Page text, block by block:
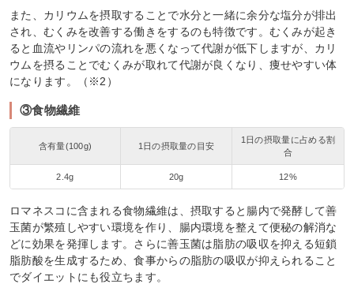
また、カリウムを摂取することで水分と一緒に余分な塩分が排出
され、むくみを改善する働きをするのも特徴です。むくみが起き
ると血流やリンパの流れを悪くなって代謝が低下しますが、カリ
ウムを摂ることでむくみが取れて代謝が良くなり、痩せやすい体
になります。（※2）
③食物繊維
含有量(100g) 1日の摂取量の目安
1日の摂取量に占める割
合
2.4g 20g 12%
ロマネスコに含まれる食物繊維は、摂取すると腸内で発酵して善
玉菌が繁殖しやすい環境を作り、腸内環境を整えて便秘の解消な
どに効果を発揮します。さらに善玉菌は脂肪の吸収を抑える短鎖
脂肪酸を生成するため、食事からの脂肪の吸収が抑えられること
でダイエットにも役立ちます。